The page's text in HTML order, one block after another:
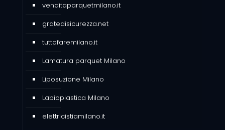
venditaparquetmilano.it
gratedisicurezza.net
tuttofaremilano.it
Lamatura parquet Milano
Liposuzione Milano
Labioplastica Milano
elettricistiamilano.it